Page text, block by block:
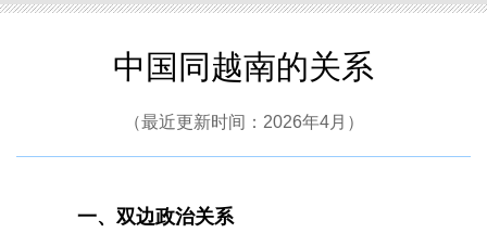
中国同越南的关系
（最近更新时间：2026年4月）
一、双边政治关系